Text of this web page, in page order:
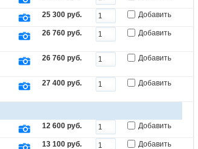
25 300 руб. Добавить
26 760 руб. Добавить
26 760 руб. Добавить
27 400 руб. Добавить
12 600 руб. Добавить
13 100 руб. Добавить